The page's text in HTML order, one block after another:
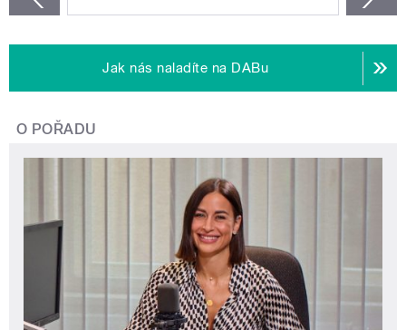
Jak nás naladíte na DABu
O POŘADU